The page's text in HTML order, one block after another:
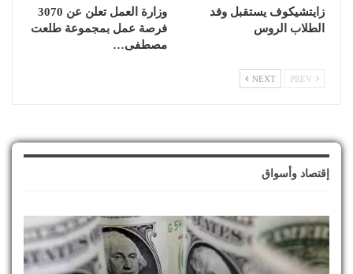
زايتشيكوف يستقبل وفد
الطلاب الروس
وزارة العمل تعلن عن 3070
فرصة عمل بمجموعة طلعت
مصطفى…
NEXT
إقتصاد وأسواق